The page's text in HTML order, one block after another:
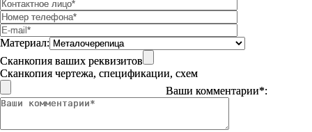
Материал:
Сканкопия ваших реквизитов
Сканкопия чертежа, спецификации, схем
Ваши комментарии*: